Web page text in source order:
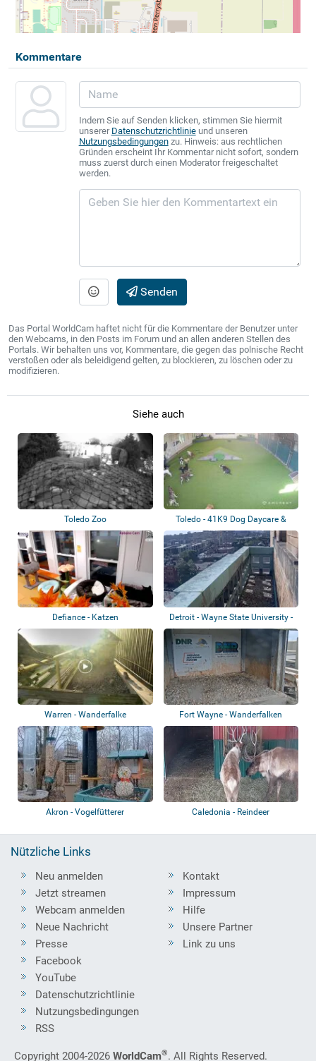
Kommentare
Indem Sie auf Senden klicken, stimmen Sie hiermit
unserer Datenschutzrichtlinieund unseren
Nutzungsbedingungenzu. Hinweis: aus rechtlichen
Gründen erscheint Ihr Kommentar nicht sofort, sondern
muss zuerst durch einen Moderator freigeschaltet
werden.
Senden
Das Portal WorldCam haftet nicht für die Kommentare der Benutzer unter
den Webcams, in den Posts im Forum und an allen anderen Stellen des
Portals. Wir behalten uns vor, Kommentare, die gegen das polnische Recht
verstoßen oder als beleidigend gelten, zu blockieren, zu löschen oder zu
modifizieren.
Siehe auch
Toledo Zoo
Toledo - 41K9 Dog Daycare &
Boarding
Defiance - Katzen
Detroit - Wayne State University -
Wande...
Warren - Wanderfalke Fort Wayne - Wanderfalken
Akron - Vogelfütterer Caledonia - Reindeer
Nützliche Links
Neu anmelden
Jetzt streamen
Webcam anmelden
Neue Nachricht
Presse
Kontakt
Impressum
Hilfe
Unsere Partner
Link zu uns
Facebook
YouTube
Datenschutzrichtlinie
Nutzungsbedingungen
RSS
Copyright 2004-2026 WorldCam®. All Rights Reserved.